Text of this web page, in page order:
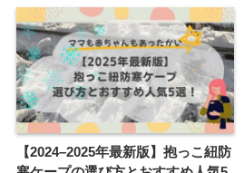
【2024–2025年最新版】抱っこ紐防